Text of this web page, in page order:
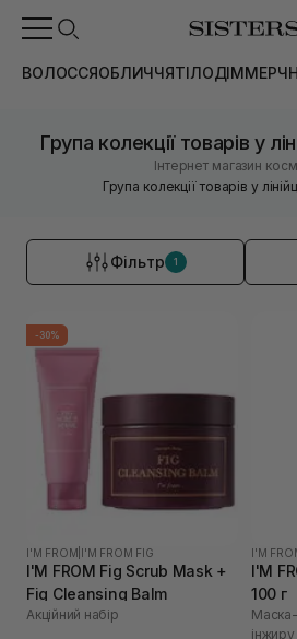
ВОЛОССЯОБЛИЧЧЯТІЛОДІММЕРЧ
Група колекції товарів у
Інтернет магазин
Група колекції товарів у
Фільтр 1
-30%
I'M FROM I'M FROM FIG
I'M FROM Fig Scrub Mask +
Fig Cleansing Balm
Акційний набір
I'M
I'M
100 г
Маска-
інжиру